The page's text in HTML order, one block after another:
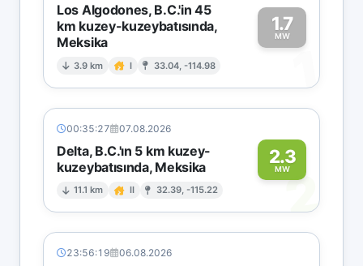
Los Algodones, B.C.'in 45
km kuzey-kuzeybatısında,
Meksika
3.9 km I 33.04, -114.98
1.7
MW
1
00:35:27 07.08.2026
Delta, B.C.'ın 5 km kuzey-
kuzeybatısında, Meksika
11.1 km II 32.39, -115.22
2.3
MW2
23:56:19 06.08.2026